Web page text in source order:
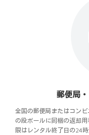
郵便局
全国の郵便局またはコン
の段ボールに同梱の返却
限はレンタル終了日の24